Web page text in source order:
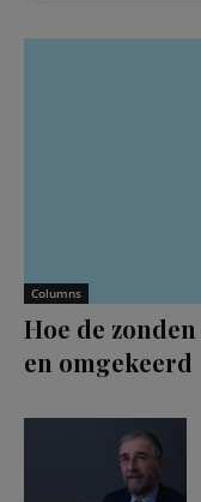
Columns
Hoe de
en omgekeerd